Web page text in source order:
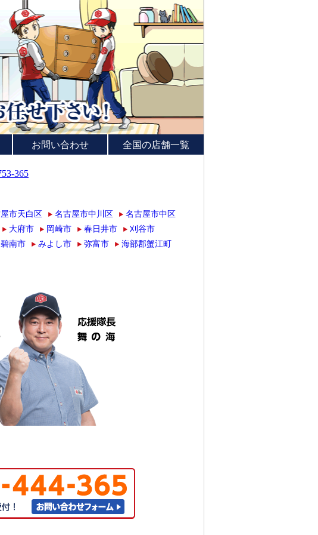
お問い合わせ 全国の店舗一覧
市天白区 名古屋市中川区
名古屋市中区
大府市 岡崎市 春日井市
刈谷市
碧南市 みよし市 弥富市
海部郡蟹江町